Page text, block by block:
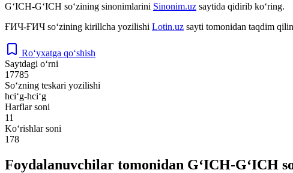
G‘ICH-G‘ICH so‘zining sinonimlarini Sinonim.uz saytida qidirib ko‘ring.
ҒИЧ-ҒИЧ so‘zining kirillcha yozilishi Lotin.uz sayti tomonidan taqdim
Ro‘yxatga qo‘shish
Saytdagi o‘rni
17785
So‘zning teskari yozilishi
hci‘g-hci‘g
Harflar soni
11
Ko‘rishlar soni
178
Foydalanuvchilar tomonidan G‘ICH-G‘ICH